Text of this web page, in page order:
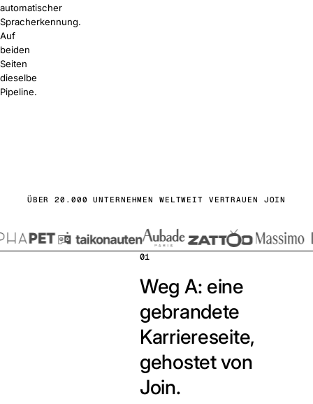
automatischer
Spracherkennung.
Auf
beiden
Seiten
dieselbe
Pipeline.
ÜBER 20.000 UNTERNEHMEN WELTWEIT VERTRAUEN JOIN
01
Weg A: eine
gebrandete
Karriereseite,
gehostet von
Join.